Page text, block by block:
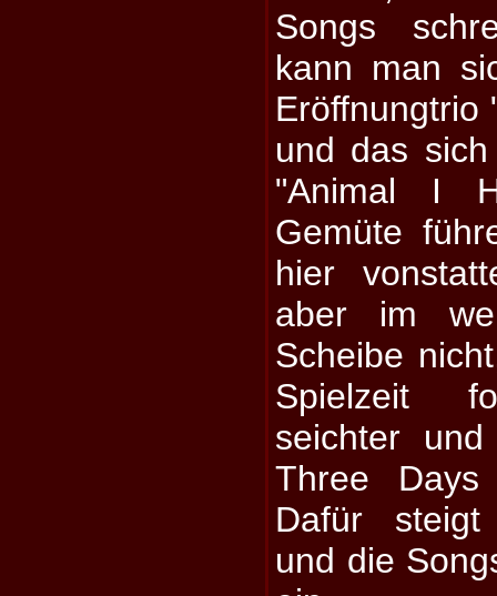
Songs
kann man
Eröffnungtrio
und das
"Animal I
Gemüte
hier
aber im
Scheibe
Spielzeit
seichter
Three
Dafür steigt
und die